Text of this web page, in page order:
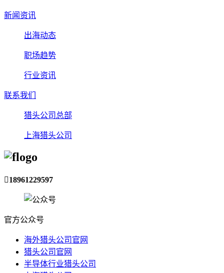
新闻资讯
出海动态
职场趋势
行业资讯
联系我们
猎头公司总部
上海猎头公司
18961229597
官方公众号
海外猎头公司官网
猎头公司官网
半导体行业猎头公司